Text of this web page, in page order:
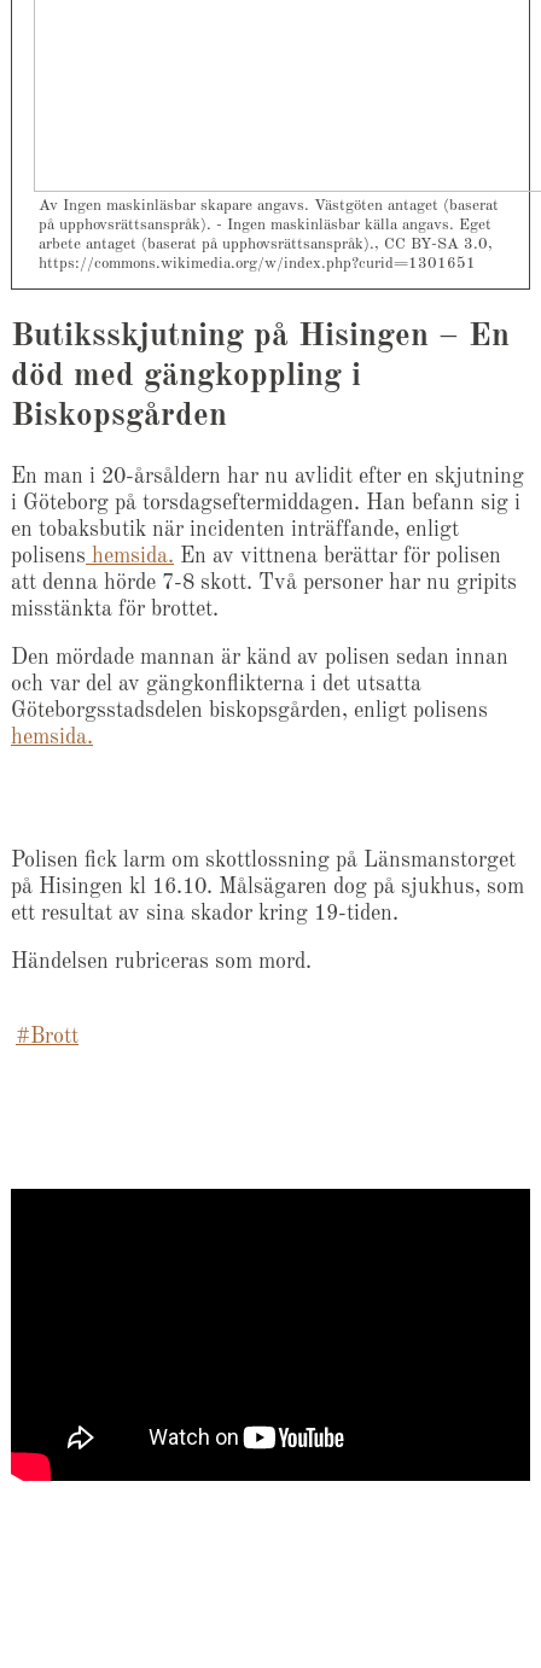
Av Ingen maskinläsbar skapare angavs. Västgöten antaget (baserat
på upphovsrättsanspråk). - Ingen maskinläsbar källa angavs. Eget
arbete antaget (baserat på upphovsrättsanspråk)., CC BY-SA 3.0,
https://commons.wikimedia.org/w/index.php?curid=1301651
Butiksskjutning på Hisingen – En
död med gängkoppling i
Biskopsgården
En man i 20-årsåldern har nu avlidit efter en skjutning
i Göteborg på torsdagseftermiddagen. Han befann sig i
en tobaksbutik när incidenten inträffande, enligt
polisens hemsida. En av vittnena berättar för polisen
att denna hörde 7-8 skott. Två personer har nu gripits
misstänkta för brottet.
Den mördade mannan är känd av polisen sedan innan
och var del av gängkonflikterna i det utsatta
Göteborgsstadsdelen biskopsgården, enligt polisens
hemsida.
Polisen fick larm om skottlossning på Länsmanstorget
på Hisingen kl 16.10. Målsägaren dog på sjukhus, som
ett resultat av sina skador kring 19-tiden.
Händelsen rubriceras som mord.
#Brott